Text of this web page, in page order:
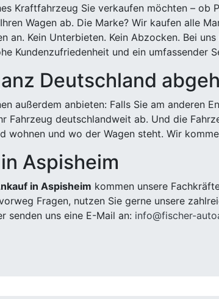
Kraftfahrzeug Sie verkaufen möchten – ob
Wagen ab. Die Marke? Wir kaufen alle
an. Kein Unterbieten. Kein Abzocken. Bei
Kundenzufriedenheit und ein umfassender
Deutschland
außerdem anbieten: Falls Sie am anderen
Fahrzeug deutschlandweit ab. Und die
wohnen und wo der Wagen steht. Wir
Aspisheim
in Aspisheim kommen unsere
Fragen, nutzen Sie gerne unsere
senden uns eine E-Mail an: info@fischer-